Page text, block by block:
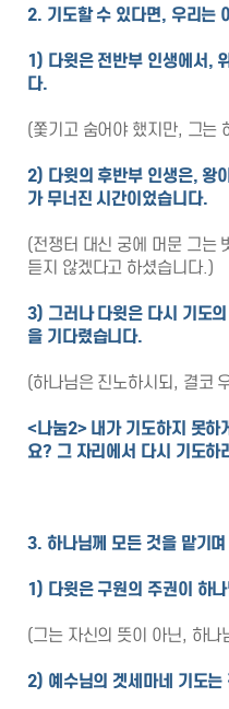
2. 기도할 수 있다면, 우리는
1) 다윗은 전반부 인생에서,
다.
(쫓기고 숨어야 했지만, 그는
2) 다윗의 후반부 인생은, 왕
가 무너진 시간이었습니다.
(전쟁터 대신 궁에 머문 그는
듣지 않겠다고 하셨습니다.)
3) 그러나 다윗은 다시 기도
을 기다렸습니다.
(하나님은 진노하시되, 결코
<나눔2> 내가 기도하지 못하
요? 그 자리에서 다시 기도하
3. 하나님께 모든 것을 맡기
1) 다윗은 구원의 주권이 하
(그는 자신의 뜻이 아닌, 하나
2) 예수님의 겟세마네 기도